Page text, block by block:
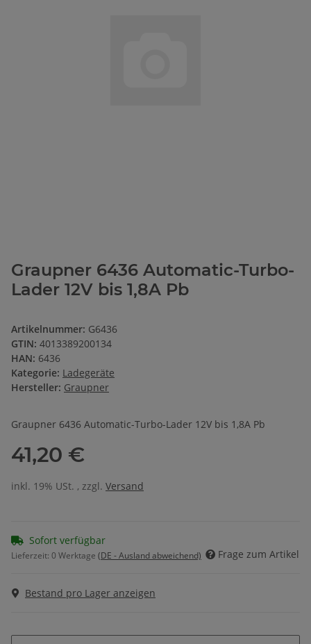
Graupner 6436 Automatic-Turbo-
Lader 12V bis 1,8A Pb
Artikelnummer: G6436
GTIN: 4013389200134
HAN: 6436
Kategorie: Ladegeräte
Hersteller: Graupner
Graupner 6436 Automatic-Turbo-Lader 12V bis 1,8A Pb
41,20 €
inkl. 19% USt. , zzgl. Versand
Sofort verfügbar
Lieferzeit: 0 Werktage (DE - Ausland abweichend) Frage zum Artikel
Bestand pro Lager anzeigen